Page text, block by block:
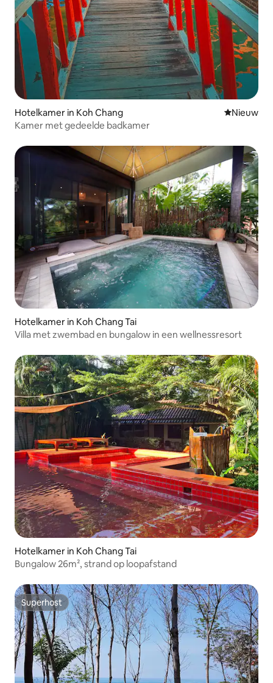
Hotelkamer in Koh Chang Nieuwe
Nieuw
Kamer met gedeelde badkamer
Hotelkamer in Koh Chang Tai
Villa met zwembad en bungalow in een wellnessresort
Hotelkamer in Koh Chang Tai
Bungalow 26m², strand op loopafstand
Superhost
Superhost